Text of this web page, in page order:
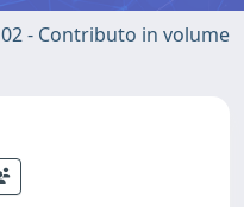
02 - Contributo in volume